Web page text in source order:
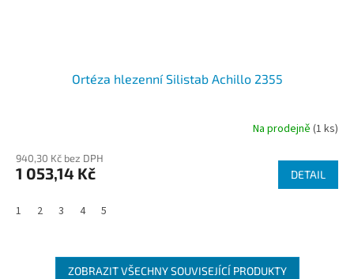
Ortéza hlezenní Silistab Achillo 2355
Na prodejně (1 ks)
940,30 Kč bez DPH
1 053,14 Kč DETAIL
1 2 3 4 5
ZOBRAZIT VŠECHNY SOUVISEJÍCÍ PRODUKTY